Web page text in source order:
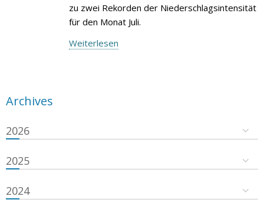
zu zwei Rekorden der Niederschlagsintensität
für den Monat Juli.
Weiterlesen
Archives
2026
2025
2024